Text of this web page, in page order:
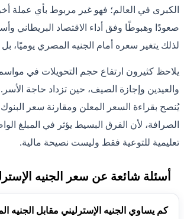
الكبرى في العالم؛ فهو غير مربوط بأي عملة
صعودًا وهبوطًا وفق أداء الاقتصاد البريطاني
لذلك يتغير سعره أمام الجنيه المصري يوميًا، بل
يلاحظ كثيرون ارتفاع حجم التحويلات في
والعيدين وإجازة الصيف، حين تزداد حاجة
يُنصح بقراءة السعر المعلن ومقارنة سعر
الصرافة، لأن الفرق البسيط يؤثر في المبلغ
تعليمية للتوعية فقط وليست نصيحة مالية.
أسئلة شائعة عن سعر الجنيه
كم يساوي الجنيه الإسترليني مقابل الجنيه